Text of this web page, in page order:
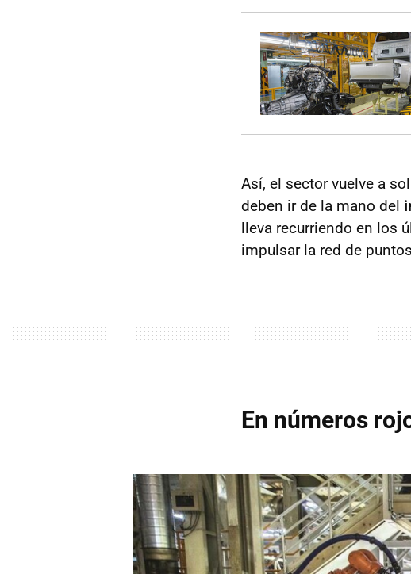
Así, el sector vuelve a
deben ir de la mano del
lleva recurriendo en los
impulsar la red de
En números